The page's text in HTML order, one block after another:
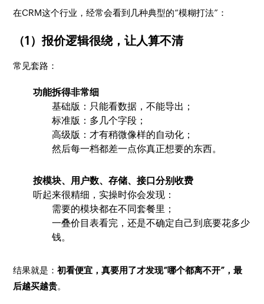
在CRM这个行业，经常会看到几种典型的“模糊打法”：
（1）报价逻辑很绕，让人算不清
常见套路：
功能拆得非常细
基础版：只能看数据，不能导出；
标准版：多几个字段；
高级版：才有稍微像样的自动化；
然后每一档都差一点你真正想要的东西。
按模块、用户数、存储、接口分别收费
听起来很精细，实操时你会发现：
需要的模块都在不同套餐里；
一叠价目表看完，还是不确定自己到底要花多少
钱。
结果就是：初看便宜，真要用了才发现“哪个都离不开”，最
后越买越贵。